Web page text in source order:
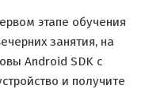
этапе обучения
занятия, на
Android SDK с
и получите